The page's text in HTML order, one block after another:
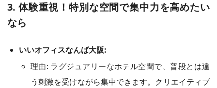
3. 体験重視！特別な空間で集中力を高めたい
なら
いいオフィスなんば大阪:
理由: ラグジュアリーなホテル空間で、普段とは違
う刺激を受けながら集中できます。クリエイティブ